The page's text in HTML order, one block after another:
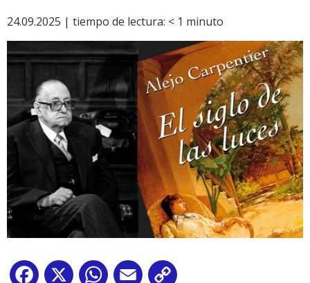
24.09.2025 | tiempo de lectura: < 1 minuto
Facebook
X WhatsApp
Email